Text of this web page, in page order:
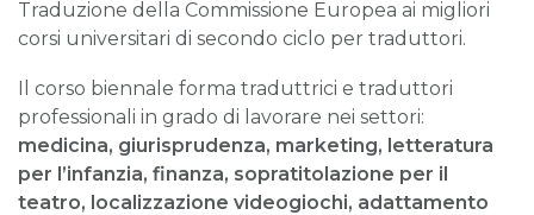
Traduzione della Commissione Europea ai migliori
corsi universitari di secondo ciclo per traduttori.
Il corso biennale forma traduttrici e traduttori
professionali in grado di lavorare nei settori:
medicina, giurisprudenza, marketing, letteratura
per l’infanzia, finanza, sopratitolazione per il
teatro, localizzazione videogiochi, adattamento